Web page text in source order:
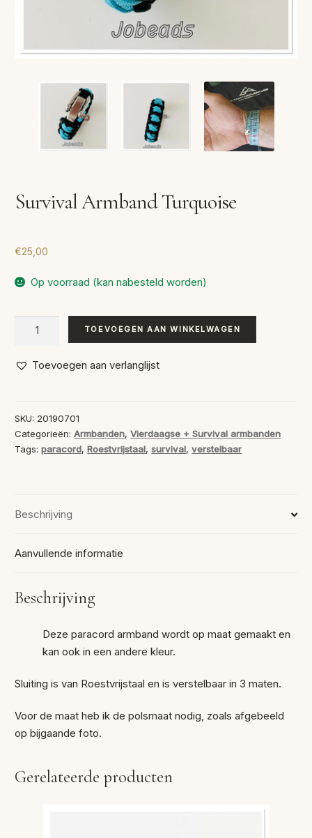
Survival Armband Turquoise
€25,00
Op voorraad (kan nabesteld worden)
Survival
Turquoise
TOEVOEGEN AAN WINKELWAGEN
Toevoegen aan verlanglijst
SKU: 20190701
Categorieën:Armbanden,Vierdaagse + Survival armbanden
Tags:paracord,Roestvrijstaal,survival,verstelbaar
Beschrijving
Aanvullende informatie
Beschrijving
Deze paracord armband wordt op maat gemaakt en
kan ook in een andere kleur.
Sluiting is van Roestvrijstaal en is verstelbaar in 3 maten.
Voor de maat heb ik de polsmaat nodig, zoals afgebeeld
op bijgaande foto.
Gerelateerde producten